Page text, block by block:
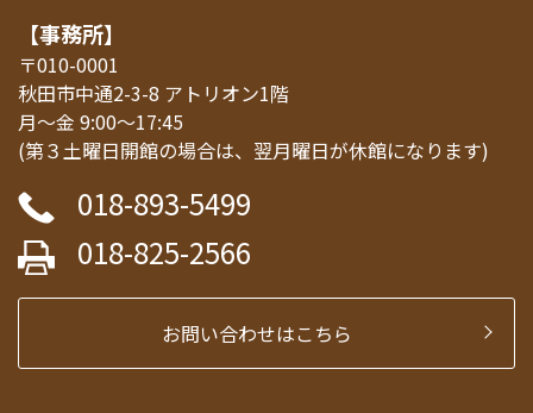
【事務所】
〒010-0001
秋田市中通2-3-8 アトリオン1階
月～金 9:00～17:45
(第３土曜日開館の場合は、翌月曜日が休館になります)
018-893-5499
018-825-2566
お問い合わせはこちら